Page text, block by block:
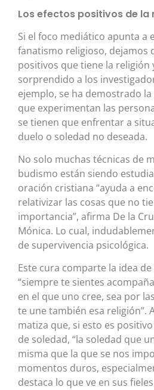
Los efectos positivos de la
Si el foco mediático apunta a
fanatismo religioso, dejamos
positivos que tiene la religión
sorprendido a los
ejemplo, se ha demostrado
que experimentan las
se tienen que enfrentar a
duelo o soledad no deseada.
No solo muchas técnicas de
budismo están siendo
oración cristiana “ayuda a
relativizar las cosas que no
importancia”, afirma De la
Mónica. Lo cual,
de supervivencia psicológica.
Este cura comparte la idea
“siempre te sientes
en el que uno cree, sea por
te une también esa religión”.
matiza que, si esto es
de soledad, “la soledad que
misma que la que se nos
momentos duros,
destaca lo que ve en sus